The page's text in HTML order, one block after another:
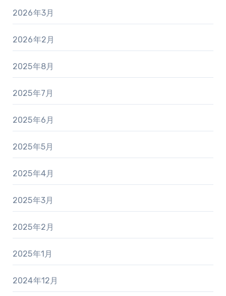
2026年3月
2026年2月
2025年8月
2025年7月
2025年6月
2025年5月
2025年4月
2025年3月
2025年2月
2025年1月
2024年12月